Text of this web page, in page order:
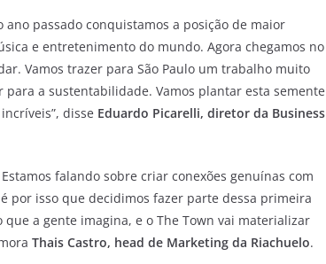
ano passado conquistamos a posição de maior
e entretenimento do mundo. Agora chegamos no
Vamos trazer para São Paulo um trabalho muito
a sustentabilidade. Vamos plantar esta semente
disse Eduardo Picarelli, diretor da Business
falando sobre criar conexões genuínas com
por isso que decidimos fazer parte dessa primeira
a gente imagina, e o The Town vai materializar
Thais Castro, head de Marketing da Riachuelo.